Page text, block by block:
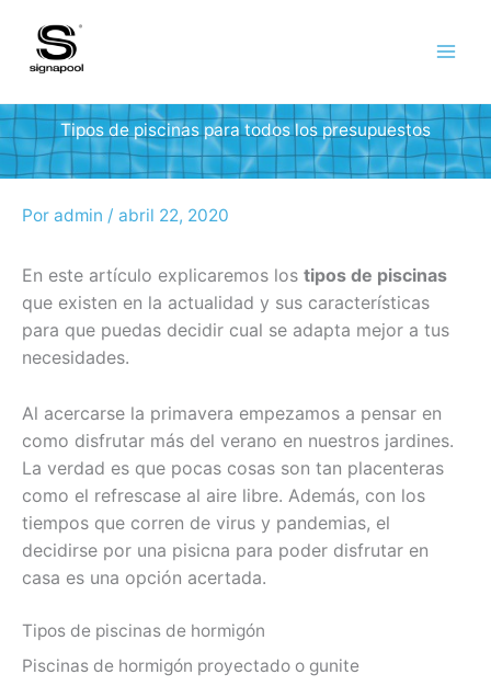
contenido
Tipos de piscinas para todos los presupuestos
Por admin / abril 22, 2020
En este artículo explicaremos los tipos de piscinas
que existen en la actualidad y sus características
para que puedas decidir cual se adapta mejor a tus
necesidades.
Al acercarse la primavera empezamos a pensar en
como disfrutar más del verano en nuestros jardines.
La verdad es que pocas cosas son tan placenteras
como el refrescase al aire libre. Además, con los
tiempos que corren de virus y pandemias, el
decidirse por una pisicna para poder disfrutar en
casa es una opción acertada.
Tipos de piscinas de hormigón
Piscinas de hormigón proyectado o gunite